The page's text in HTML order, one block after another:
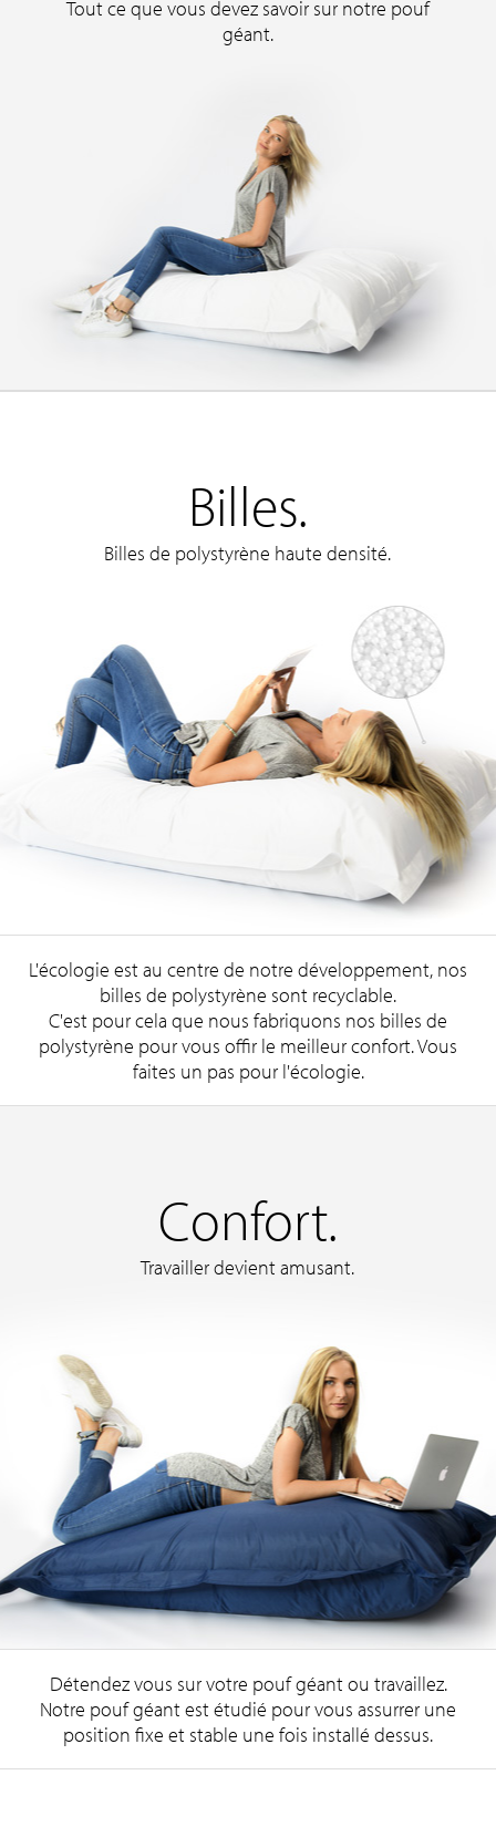
Tout ce que vous devez savoir sur notre pouf
géant.
Billes.
Billes de polystyrène haute densité.
L'écologie est au centre de notre développement, nos
billes de polystyrène sont recyclable.
C'est pour cela que nous fabriquons nos billes de
polystyrène pour vous offir le meilleur confort. Vous
faites un pas pour l'écologie.
Confort.
Travailler devient amusant.
Détendez vous sur votre pouf géant ou travaillez.
Notre pouf géant est étudié pour vous assurrer une
position fixe et stable une fois installé dessus.